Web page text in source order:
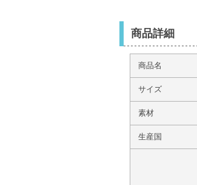
商品詳細
商品名
サイズ
素材
生産国